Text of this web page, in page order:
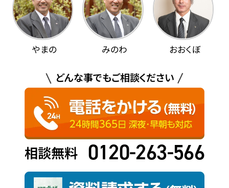
やまの みのわ おおくぼ
どんな事でもご相談ください
相談無料 0120-263-566